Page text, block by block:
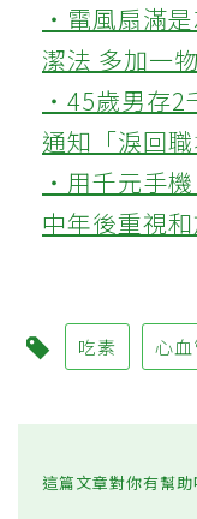
‧電風扇滿
潔法 多加一
‧45歲男存2
通知「淚回
‧用千元手
中年後重視
吃素 心
這篇文章對你有幫助